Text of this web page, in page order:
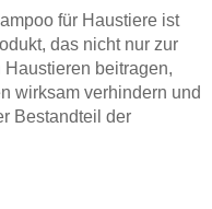
für Haustiere ist
das nicht nur zur
beitragen,
wirksam verhindern und
Bestandteil der